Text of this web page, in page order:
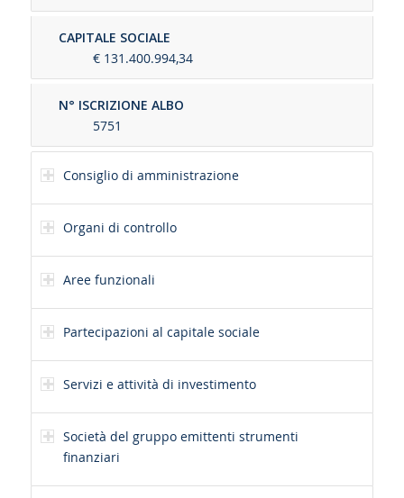
CAPITALE SOCIALE
€ 131.400.994,34
N° ISCRIZIONE ALBO
5751
Consiglio di amministrazione
Organi di controllo
Aree funzionali
Partecipazioni al capitale sociale
Servizi e attività di investimento
Società del gruppo emittenti strumenti
finanziari